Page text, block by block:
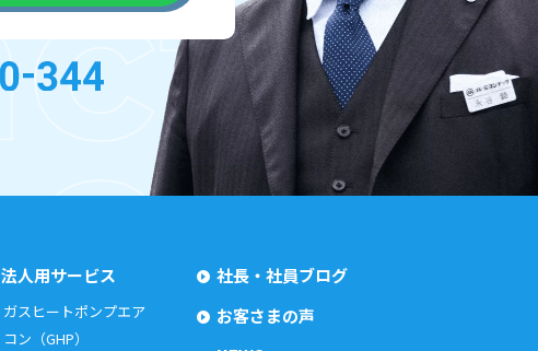
法人用サービス
ガスヒートポンプエア
コン（GHP）
社長・社員ブログ
お客さまの声